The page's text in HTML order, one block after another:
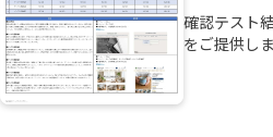
確認テスト
をご提供しま